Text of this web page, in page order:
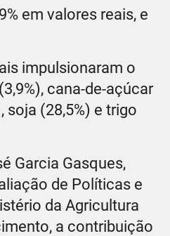
em valores reais, e
impulsionaram o
cana-de-açúcar
soja (28,5%) e trigo
Garcia Gasques,
de Políticas e
da Agricultura
a contribuição